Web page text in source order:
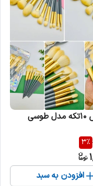
3%
افزودن به سبد